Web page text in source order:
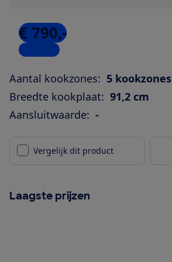
€ 790,-
5 winkels
Aantal kookzones: 5 kookzones
Breedte kookplaat: 91,2 cm
Aansluitwaarde: -
Vergelijk dit product
Laagste prijzen